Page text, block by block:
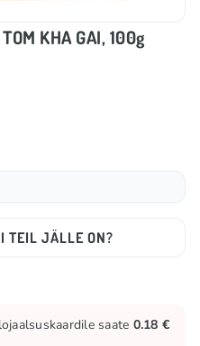
KHA GAI, 100g
TEIL JÄLLE ON?
saate 0.18 €